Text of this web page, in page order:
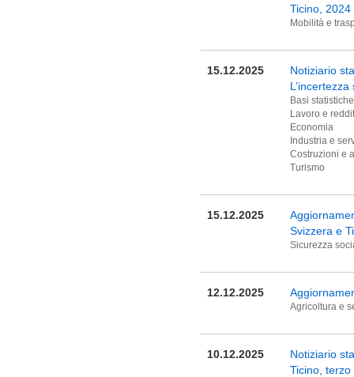
Ticino, 2024
Mobilità e
15.12.2025
Notiziario
Basi
Lavoro e
Economia
Industria e
Costruzioni e
Turismo
15.12.2025
Svizzera e
Sicurezza
12.12.2025
Agricoltura e
10.12.2025
Notiziario
Ticino,